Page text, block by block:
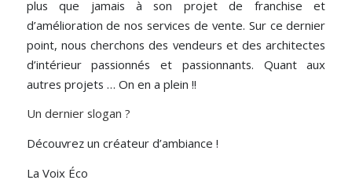
plus que jamais à son projet de franchise et
d’amélioration de nos services de vente. Sur ce dernier
point, nous cherchons des vendeurs et des architectes
d’intérieur passionnés et passionnants. Quant aux
autres projets … On en a plein !!
Un dernier slogan ?
Découvrez un créateur d’ambiance !
La Voix Éco